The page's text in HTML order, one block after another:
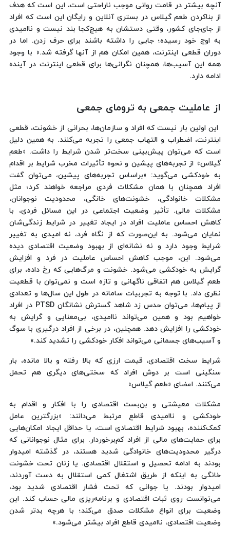
آنچه بیشتر در قامت روانی موجب ناراحتی است، این است که هدف
از بناکردن طعم گیلاس در بستری آنلاین و رایگان این است که افراد
از جای‌جای کشور، وقتی دستشان به هیچ‌کجا بند نیست و ناامیدی
به اوج خود رسیده؛ جایی را داشته باشند برای حرف زدن. اما در
دوران قطعی اینترنت، همین امکان هم از آنها گرفته شد.» با وجود
همه این آسیب‌ها، همچنان نگرانی‌ها برای قطعی اینترنت در آینده
ادامه دارد.
از عاملیت جمعی به ترومای جمعی
این اولین بار نیست که افراد و سازمان‌ها، بحرانی از خشونت، قطعی
اینترنت، اضطراب و التهاب جمعی را تجربه می‌کنند. به همین دلیل
است که می‌توان پیش‌بینی سخت‌تر شدن شرایط را داشت. «طعم
گیلاس» از تجربه‌های پیشین و نحوه تأثیرات مخرب شرایط بر اقدام
به خودکشی می‌گوید: «براساس تجربه‌های پیشین، می‌توان گفت
افراد همچنان با همان مشکلات فردی مراجعه خواهند کرد؛ مثل
مشکلات خانوادگی، خشونت‌های خانگی، محدودیت نوجوانان،
مشکلات مالی. تأثیر وضعیت اجتماعی در این مسائل فردی، با
کاهش احساس عاملیت افراد در ایجاد تغییر در شرایط زندگی‌شان
نمایان می‌شود. به این‌صورت که از نگاه فرد، نه امیدی به تغییر
شرایط وجود دارد و نه نشانه‌ای از بهبود وضعیت اقتصادی دیده
می‌شود. این، موجب کاهش احساس عاملیت در فرد و افزایش
گرایش به خودکشی می‌شود. خشونت و مرگ‌هایی که رخ‌ داده، برای
طعم گیلاس هم اتفاقی ناگهانی و تازه است و نمی‌توان با قطعیت
نظری داد. با توجه به تجربیات سامانه در طول این سال‌ها و تعدادی
از پیام‌ها، می‌توان حدس زد شاهد گسترش نشانگان PTSD در افراد
خواهیم بود و همین می‌تواند ناامیدی، بی‌معنایی و گرایش به
خودکشی را افزایش دهد. همچنین، در برخی از افراد درگیری با سوگ
و آسیب‌های جسمانی می‌تواند افکار خودکشی را تشدید کند.»
شرایط سخت اقتصادی، قیمت ارزی که بالا رفته و بالا مانده، بار
سنگینی است بر دوش افراد که سختی‌های دیگری هم تحمل
می‌کنند. اعضای «طعم گیلاس»
مشکلات معیشتی و بن‌بست اقتصادی را با افکار و اقدام به
خودکشی و ناامیدی قاطع مرتبط می‌دانند: «بزرگترین عامل
کمک‌کننده، بهبود شرایط اقتصادی است، یا حداقل ایجاد امکان‌هایی
برای حمایت‌های مالی از افراد کم‌برخوردار. برای مثال نوجوانانی که
درگیر محدودیت‌های خانوادگی شدید هستند، در گذشته امیدوار
بودند به ادامه تحصیل و استقلال اقتصادی. یا زنان تحت خشونت
خانگی به اینکه از طریق اشتغال کمی استقلال به دست آوردند،
امیدوار بودند. یا جوانی که تحت فشار اقتصادی شدید بود،
می‌توانست روی ثبات اقتصادی و برنامه‌ریزی مالی حساب کند. این
وضعیت برای انواع مشکلات صدق می‌کند؛ با هرچه بدتر شدن
وضعیت اقتصادی، ناامیدی قاطع افراد بیشتر می‌شود.»